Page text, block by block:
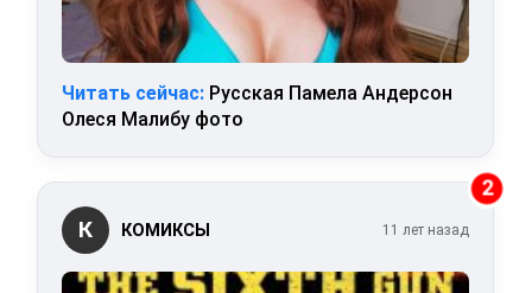
Читать сейчас: Русская Памела Андерсон
Олеся Малибу фото
2
К КОМИКСЫ 11 лет назад